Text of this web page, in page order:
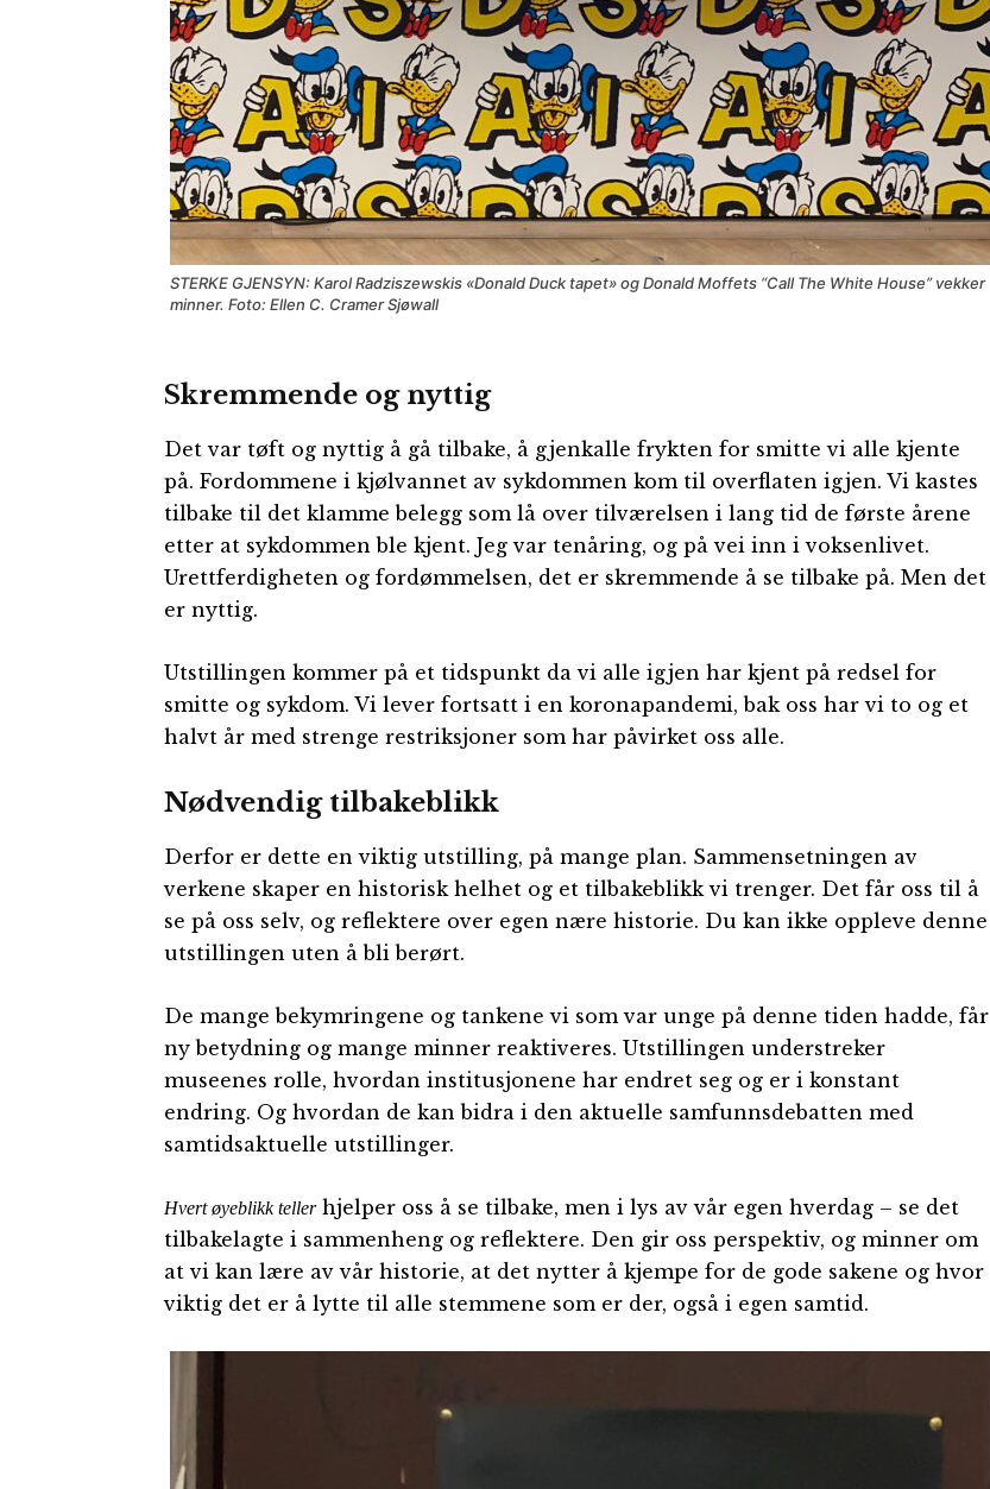
STERKE GJENSYN: Karol Radziszewskis «Donald Duck tapet» og Donald Moffets “Call The White House” vekker
minner. Foto: Ellen C. Cramer Sjøwall
Skremmende og nyttig
Det var tøft og nyttig å gå tilbake, å gjenkalle frykten for smitte vi alle kjente
på. Fordommene i kjølvannet av sykdommen kom til overflaten igjen. Vi kastes
tilbake til det klamme belegg som lå over tilværelsen i lang tid de første årene
etter at sykdommen ble kjent. Jeg var tenåring, og på vei inn i voksenlivet.
Urettferdigheten og fordømmelsen, det er skremmende å se tilbake på. Men det
er nyttig.
Utstillingen kommer på et tidspunkt da vi alle igjen har kjent på redsel for
smitte og sykdom. Vi lever fortsatt i en koronapandemi, bak oss har vi to og et
halvt år med strenge restriksjoner som har påvirket oss alle.
Nødvendig tilbakeblikk
Derfor er dette en viktig utstilling, på mange plan. Sammensetningen av
verkene skaper en historisk helhet og et tilbakeblikk vi trenger. Det får oss til å
se på oss selv, og reflektere over egen nære historie. Du kan ikke oppleve denne
utstillingen uten å bli berørt.
De mange bekymringene og tankene vi som var unge på denne tiden hadde, får
ny betydning og mange minner reaktiveres. Utstillingen understreker
museenes rolle, hvordan institusjonene har endret seg og er i konstant
endring. Og hvordan de kan bidra i den aktuelle samfunnsdebatten med
samtidsaktuelle utstillinger.
Hvert øyeblikk tellerhjelper oss å se tilbake, men i lys av vår egen hverdag – se det
tilbakelagte i sammenheng og reflektere. Den gir oss perspektiv, og minner om
at vi kan lære av vår historie, at det nytter å kjempe for de gode sakene og hvor
viktig det er å lytte til alle stemmene som er der, også i egen samtid.